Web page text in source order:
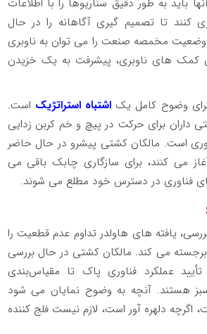
کنند تا تصمیم گیری آگاهانه را در حال
وضعیت مخمصه صنعت را می توان به ناوبری
کمک های ناوبری، پیشرفت به یک خزیدن
برای وضوح کامل یک اشتباه استراتژیک است.
برای کشتی داران برای حرکت در پیچ و خم کربن زدایی
است. مالکان کشتی پیشرو در حال حاضر
می کنند، برای سازگاری چابک باقی می
فناوری در دسترس خود مطلع می شوند.
یافته های هاولدر تداوم عدم قطعیت را
می کند. مالکان کشتی در حال بررسی
عملکرد فناوری پاک تا مقیاس‌بندی
هستند. آنچه به وضوح نمایان می شود
دلهره آور است، لازم نیست فلج کننده